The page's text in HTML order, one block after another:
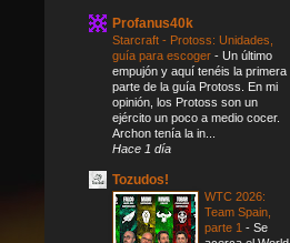
Profanus40k
Starcraft - Protoss: Unidades,
guía para escoger - Un último
empujón y aquí tenéis la primera
parte de la guía Protoss. En mi
opinión, los Protoss son un
ejército un poco a medio cocer.
Archon tenía la in...
Hace 1 día
Tozudos!
WTC 2026:
Team Spain,
parte 1 - Se